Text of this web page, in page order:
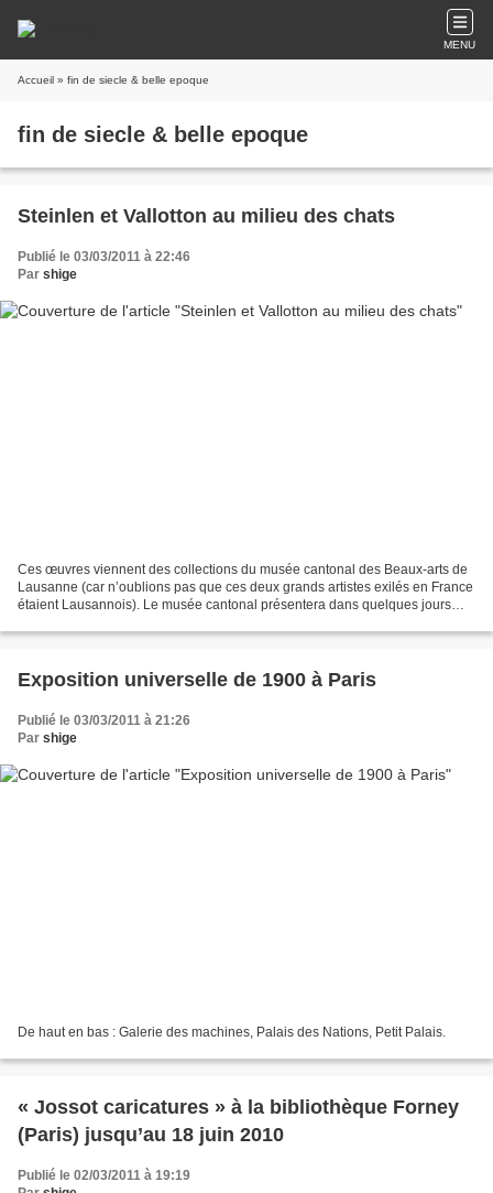
MENU
Accueil » fin de siecle & belle epoque
fin de siecle & belle epoque
Steinlen et Vallotton au milieu des chats
Publié le 03/03/2011 à 22:46
Par shige
Ces œuvres viennent des collections du musée cantonal des Beaux-arts de
Lausanne (car n’oublions pas que ces deux grands artistes exilés en France
étaient Lausannois). Le musée cantonal présentera dans quelques jours
Exposition universelle de 1900 à Paris
Publié le 03/03/2011 à 21:26
Par shige
De haut en bas : Galerie des machines, Palais des Nations, Petit Palais.
« Jossot caricatures » à la bibliothèque Forney
(Paris) jusqu’au 18 juin 2010
Publié le 02/03/2011 à 19:19